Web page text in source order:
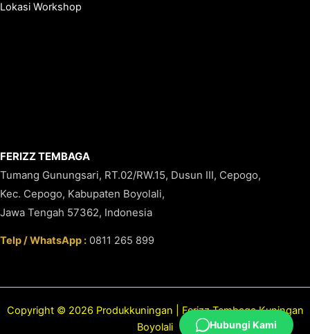
Lokasi Workshop
FERIZZ TEMBAGA
Tumang Gunungsari, RT.02/RW.15, Dusun III, Cepogo,
Kec. Cepogo, Kabupaten Boyolali,
Jawa Tengah 57362, Indonesia
Telp / WhatsApp : 0811 265 899
Copyright © 2026 Produkkuningan | Ferizz Tembaga Kuningan
Boyolali
Hubungi Kami